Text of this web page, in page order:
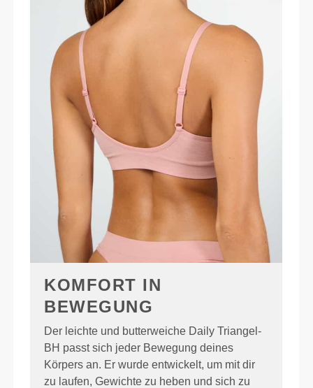
KOMFORT IN
BEWEGUNG
Der leichte und butterweiche Daily Triangel-
BH passt sich jeder Bewegung deines
Körpers an. Er wurde entwickelt, um mit dir
zu laufen, Gewichte zu heben und sich zu